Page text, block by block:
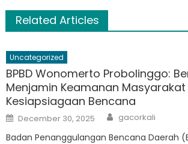
Related Articles
Uncategorized
BPBD Wonomerto Probolinggo:
Menjamin Keamanan
Kesiapsiagaan Bencana
Posted
on
December 30, 2025 Author
gacorkali
Badan Penanggulangan Bencana Daerah